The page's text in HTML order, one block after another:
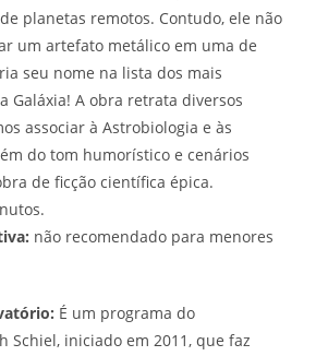
planetas remotos. Contudo, ele não
um artefato metálico em uma de
seu nome na lista dos mais
Galáxia! A obra retrata diversos
associar à Astrobiologia e às
do tom humorístico e cenários
de ficção científica épica.
não recomendado para menores
É um programa do
Schiel, iniciado em 2011, que faz